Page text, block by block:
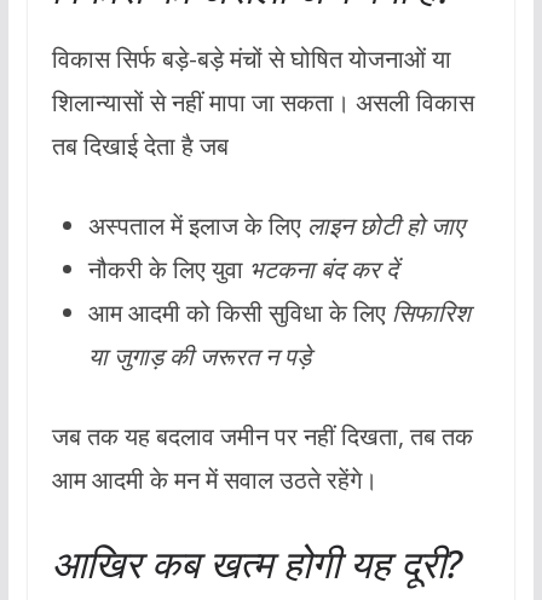
विकास सिर्फ बड़े-बड़े मंचों से घोषित योजनाओं या
शिलान्यासों से नहीं मापा जा सकता। असली विकास
तब दिखाई देता है जब
अस्पताल में इलाज के लिए लाइन छोटी हो जाए
नौकरी के लिए युवा भटकना बंद कर दें
आम आदमी को किसी सुविधा के लिए सिफारिश
या जुगाड़ की जरूरत न पड़े
जब तक यह बदलाव जमीन पर नहीं दिखता, तब तक
आम आदमी के मन में सवाल उठते रहेंगे।
आखिर कब खत्म होगी यह दूरी?